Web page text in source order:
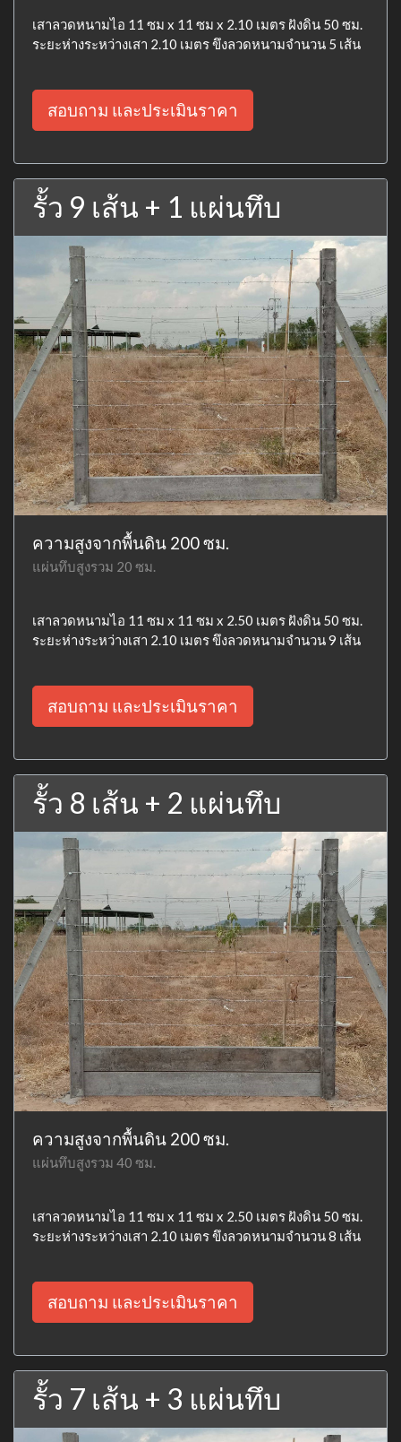
เสาลวดหนามไอ 11 ซม x 11 ซม x 2.10 เมตร ฝังดิน 50 ซม.
ระยะห่างระหว่างเสา 2.10 เมตร ขึงลวดหนามจำนวน 5 เส้น
สอบถาม และประเมินราคา
รั้ว 9 เส้น + 1 แผ่นทึบ
ความสูงจากพื้นดิน 200 ซม.
แผ่นทึบสูงรวม 20 ซม.
เสาลวดหนามไอ 11 ซม x 11 ซม x 2.50 เมตร ฝังดิน 50 ซม.
ระยะห่างระหว่างเสา 2.10 เมตร ขึงลวดหนามจำนวน 9 เส้น
สอบถาม และประเมินราคา
รั้ว 8 เส้น + 2 แผ่นทึบ
ความสูงจากพื้นดิน 200 ซม.
แผ่นทึบสูงรวม 40 ซม.
เสาลวดหนามไอ 11 ซม x 11 ซม x 2.50 เมตร ฝังดิน 50 ซม.
ระยะห่างระหว่างเสา 2.10 เมตร ขึงลวดหนามจำนวน 8 เส้น
สอบถาม และประเมินราคา
รั้ว 7 เส้น + 3 แผ่นทึบ